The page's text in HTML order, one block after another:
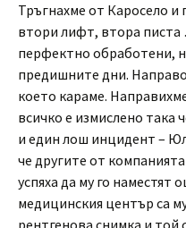
Тръгнахме от Каросело
втори лифт, втора писта
перфектно обработени,
предишните дни.
което караме.
всичко е измислено така
и един лош инцидент –
че другите от
успяха да му го наместят
медицинския център са
рентгенова снимка и той